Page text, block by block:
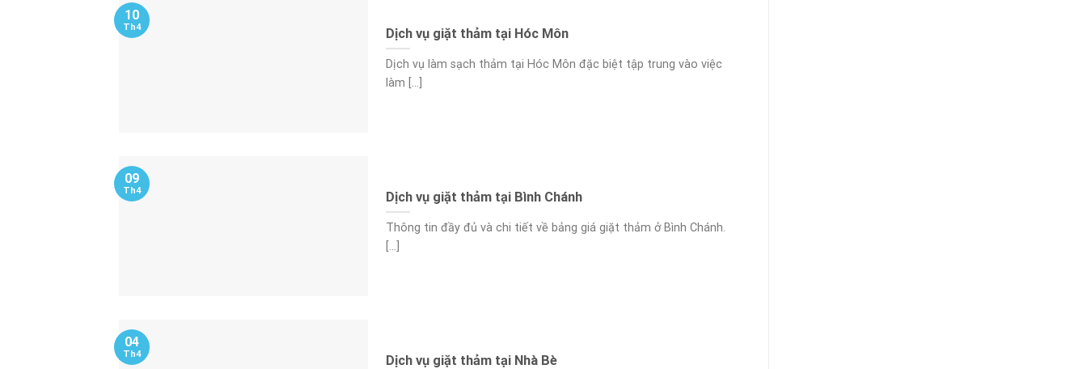
Dịch vụ giặt thảm tại Hóc Môn
Dịch vụ làm sạch thảm tại Hóc Môn đặc biệt tập trung vào việc
làm [...]
10
Th4
Dịch vụ giặt thảm tại Bình Chánh
Thông tin đầy đủ và chi tiết về bảng giá giặt thảm ở Bình Chánh.
[...]
09
Th4
Dịch vụ giặt thảm tại Nhà Bè
04
Th4